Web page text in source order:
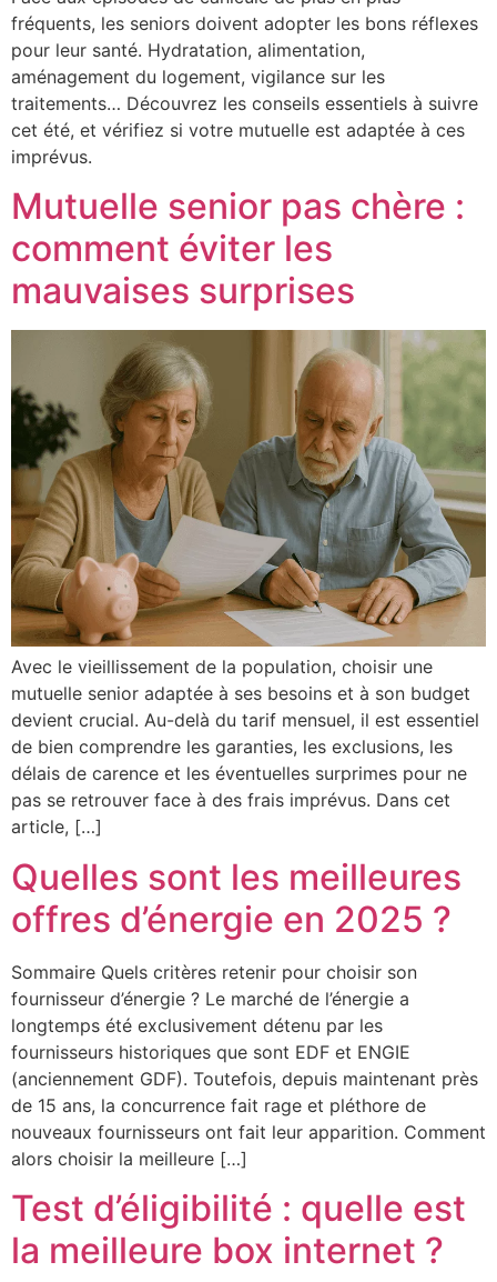
fréquents, les seniors doivent adopter les bons réflexes
pour leur santé. Hydratation, alimentation,
aménagement du logement, vigilance sur les
traitements… Découvrez les conseils essentiels à suivre
cet été, et vérifiez si votre mutuelle est adaptée à ces
imprévus.
Mutuelle senior pas chère :
comment éviter les
mauvaises surprises
Avec le vieillissement de la population, choisir une
mutuelle senior adaptée à ses besoins et à son budget
devient crucial. Au-delà du tarif mensuel, il est essentiel
de bien comprendre les garanties, les exclusions, les
délais de carence et les éventuelles surprimes pour ne
pas se retrouver face à des frais imprévus. Dans cet
article, […]
Quelles sont les meilleures
offres d’énergie en 2025 ?
Sommaire Quels critères retenir pour choisir son
fournisseur d’énergie ? Le marché de l’énergie a
longtemps été exclusivement détenu par les
fournisseurs historiques que sont EDF et ENGIE
(anciennement GDF). Toutefois, depuis maintenant près
de 15 ans, la concurrence fait rage et pléthore de
nouveaux fournisseurs ont fait leur apparition. Comment
alors choisir la meilleure […]
Test d’éligibilité : quelle est
la meilleure box internet ?